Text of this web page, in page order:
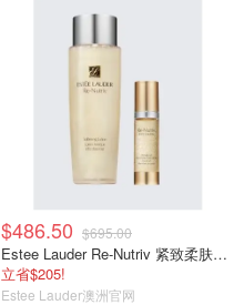
$486.50 $695.00
Estee Lauder Re-Nutriv 紧致柔肤套装
立省$205!
Estee Lauder澳洲官网